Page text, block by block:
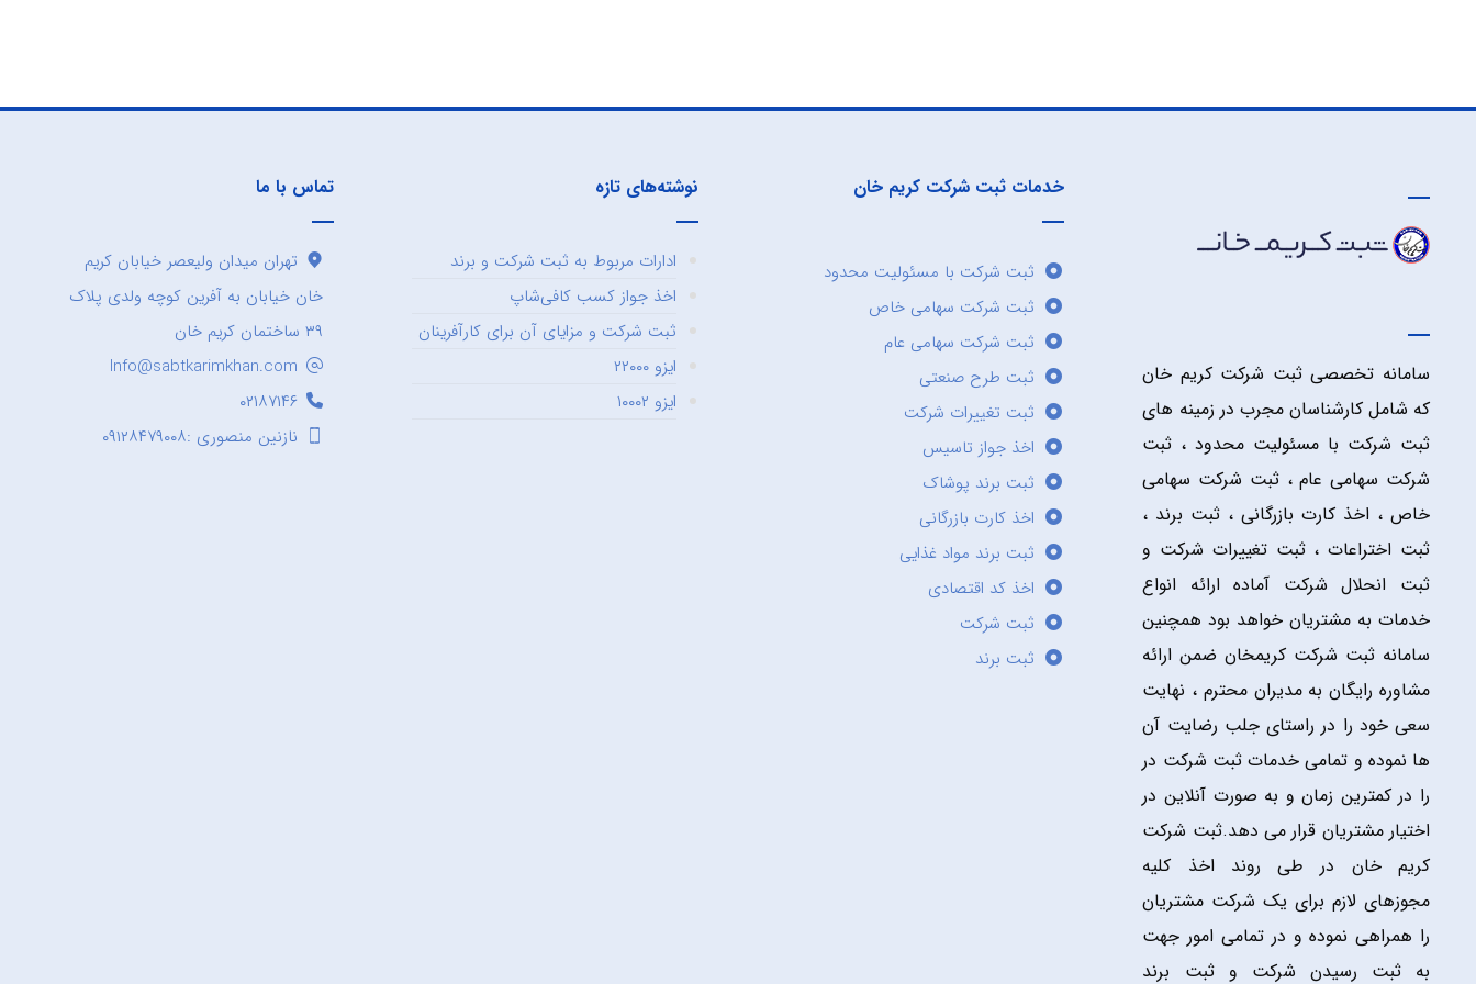
سامانه تخصصی ثبت شرکت کریم خان
که شامل کارشناسان مجرب در زمینه های
ثبت شرکت با مسئولیت محدود ، ثبت
شرکت سهامی عام ، ثبت شرکت سهامی
خاص ، اخذ کارت بازرگانی ، ثبت برند ،
ثبت اختراعات ، ثبت تغییرات شرکت و
ثبت انحلال شرکت آماده ارائه انواع
خدمات به مشتریان خواهد بود همچنین
سامانه ثبت شرکت کریمخان ضمن ارائه
مشاوره رایگان به مدیران محترم ، نهایت
سعی خود را در راستای جلب رضایت آن
ها نموده و تمامی خدمات ثبت شرکت در
را در کمترین زمان و به صورت آنلاین در
اختیار مشتریان قرار می دهد.ثبت شرکت
کریم خان در طی روند اخذ کلیه
مجوزهای لازم برای یک شرکت مشتریان
را همراهی نموده و در تمامی امور جهت
به ثبت رسیدن شرکت و ثبت برند
خدمات ثبت شرکت کریم خان
ثبت شرکت با مسئولیت محدود
ثبت شرکت سهامی خاص
ثبت شرکت سهامی عام
ثبت طرح صنعتی
ثبت تغییرات شرکت
اخذ جواز تاسیس
ثبت برند پوشاک
اخذ کارت بازرگانی
ثبت برند مواد غذایی
اخذ کد اقتصادی
ثبت شرکت
ثبت برند
نوشته‌های تازه
ادارات مربوط به ثبت شرکت و برند
اخذ جواز کسب کافی‌شاپ
ثبت شرکت و مزایای آن برای کارآفرینان
ایزو ۲۲۰۰۰
ایزو ۱۰۰۰۲
تماس با ما
تهران میدان ولیعصر خیابان کریم
خان خیابان به آفرین کوچه ولدی پلاک
۳۹ ساختمان کریم خان
Info@sabtkarimkhan.com
۰۲۱۸۷۱۴۶
نازنین منصوری :۰۹۱۲۸۴۷۹۰۰۸